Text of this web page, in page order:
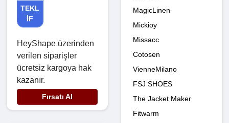
TEKL
IF
HeyShape üzerinden
verilen siparişler
ücretsiz kargoya hak
kazanır.
Fırsatı Al
MagicLinen
Mickioy
Missacc
Cotosen
VienneMilano
FSJ SHOES
The Jacket Maker
Fitwarm